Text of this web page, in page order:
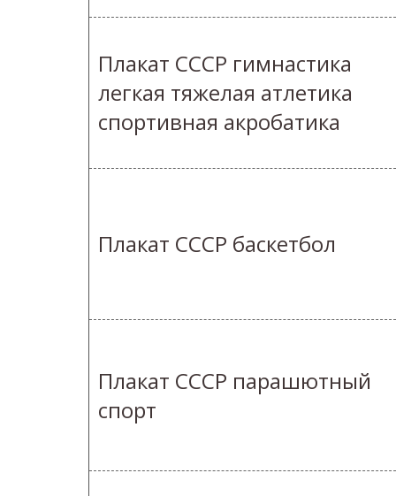
Плакат СССР гимнастика
легкая тяжелая атлетика
спортивная акробатика
Плакат СССР баскетбол
Плакат СССР парашютный
спорт